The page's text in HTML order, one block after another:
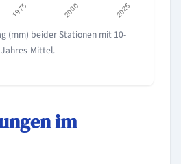
(mm) beider Stationen mit 10-
Jahres-Mittel.
im